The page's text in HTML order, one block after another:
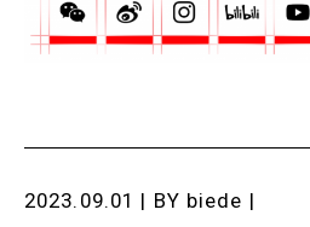
2023.09.01 | BY biede |